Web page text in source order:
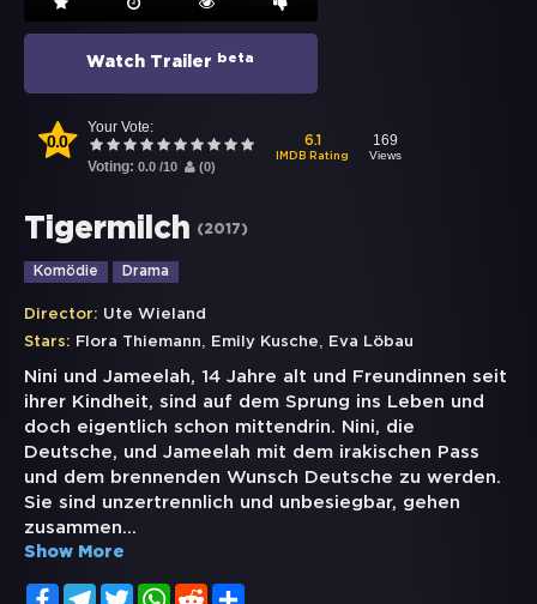
Watch Trailer beta
0.0
Your Vote:
Voting: 0.0 /10 (0)
6.1
IMDB Rating
169
Views
Tigermilch (2017)
Komödie Drama
Director: Ute Wieland
Stars: Flora Thiemann, Emily Kusche, Eva Löbau
Nini und Jameelah, 14 Jahre alt und Freundinnen seit
ihrer Kindheit, sind auf dem Sprung ins Leben und
doch eigentlich schon mittendrin. Nini, die
Deutsche, und Jameelah mit dem irakischen Pass
und dem brennenden Wunsch Deutsche zu werden.
Sie sind unzertrennlich und unbesiegbar, gehen
zusammen...
Show More
FacebookTelegramTwitterWhatsApp
Reddit